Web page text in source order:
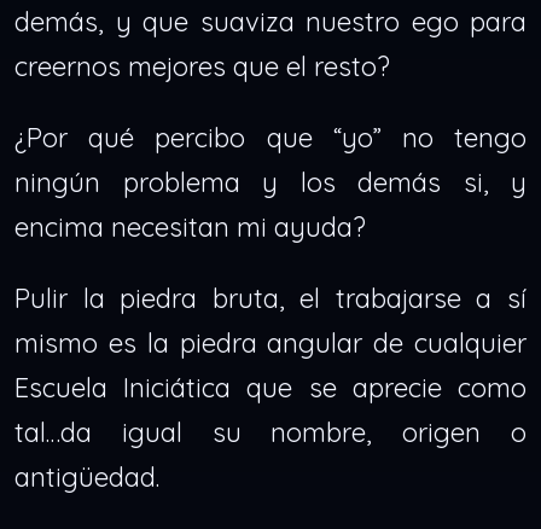
demás, y que suaviza nuestro ego para
creernos mejores que el resto?
¿Por qué percibo que “yo” no tengo
ningún problema y los demás si, y
encima necesitan mi ayuda?
Pulir la piedra bruta, el trabajarse a sí
mismo es la piedra angular de cualquier
Escuela Iniciática que se aprecie como
tal…da igual su nombre, origen o
antigüedad.